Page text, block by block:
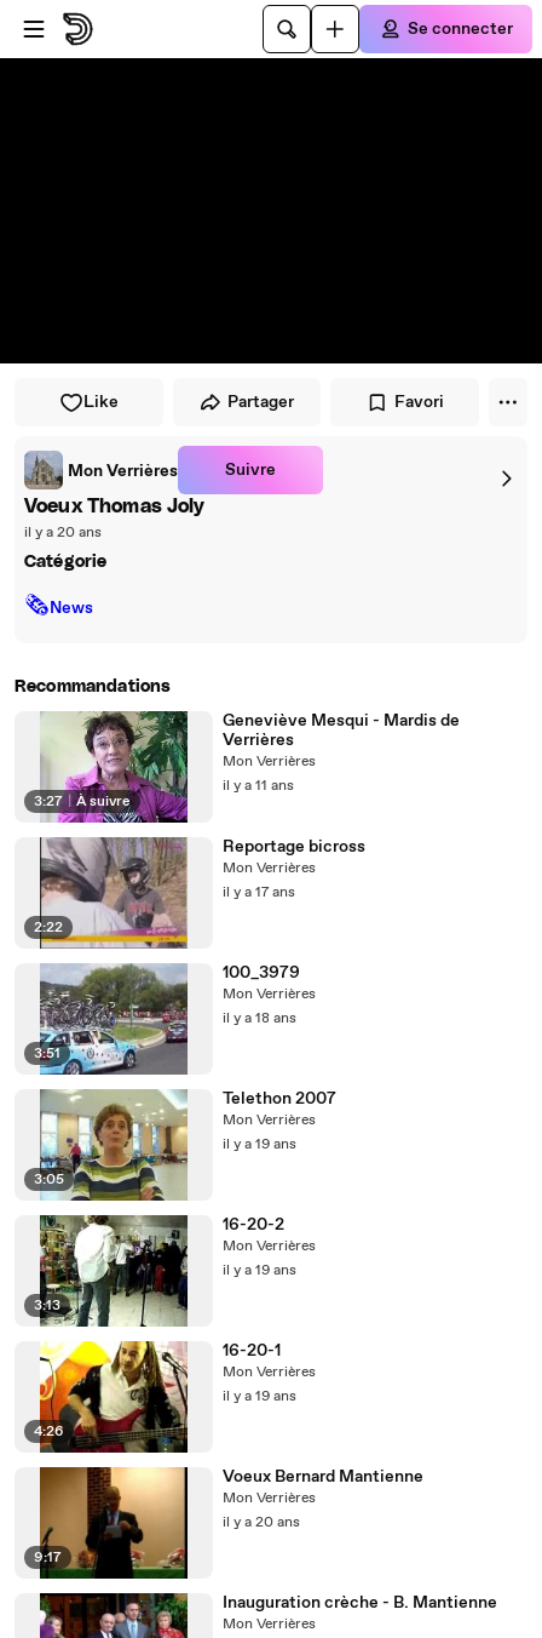
Passer au player
Passer au contenu principal
Se connecter
Like Partager Favori
Mon Verrières Suivre
Voeux Thomas Joly
il y a 20 ans
Catégorie
🗞News
Recommandations
3:27 À suivre
Geneviève Mesqui - Mardis de
Verrières
Mon Verrières
il y a 11 ans
2:22
Reportage bicross
Mon Verrières
il y a 17 ans
3:51
100_3979
Mon Verrières
il y a 18 ans
3:05
Telethon 2007
Mon Verrières
il y a 19 ans
3:13
16-20-2
Mon Verrières
il y a 19 ans
4:26
16-20-1
Mon Verrières
il y a 19 ans
9:17
Voeux Bernard Mantienne
Mon Verrières
il y a 20 ans
Inauguration crèche - B. Mantienne
Mon Verrières